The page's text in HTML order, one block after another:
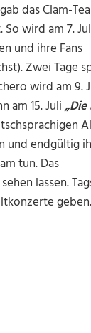
gab das Clam-
wird am 7.
und ihre Fans
Zwei Tage
wird am 9.
am 15. Juli„Die
und endgültig
tun. Das
lassen.
geben.